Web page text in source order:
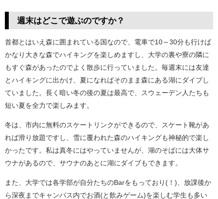
週末はどこで遊ぶのですか？
首都とはいえ森に囲まれている国なので、電車で10～30分も行けば
かなり大きな森でハイキングを楽しめますし、大学の裏や寮の隣に
もすぐ森があったのでよく散歩に行っていました。毎週末には友達
とハイキングに出かけ、夏になればそのまま森にある湖にダイブし
ていました。長く暗い冬の後の夏は最高で、スウェーデン人たちも
短い夏を全力で楽しみます。
冬は、市内に無料のスケートリンクができるので、スケート靴があ
れば滑り放題ですし、雪に覆われた森のハイキングも神秘的で楽し
かったです。私は真冬にはやっていませんが、湖のそばには大体サ
ウナがあるので、サウナのあとに湖にダイブもできます。
また、大学では各学部が自分たちのBarをもっており(！)、放課後か
ら深夜までキャンパス内でお酒(と飲みゲーム)を楽しむ学生も多い